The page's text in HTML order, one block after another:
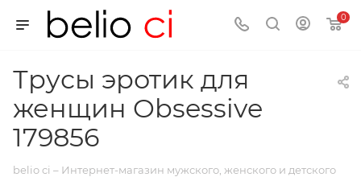
0
Трусы эротик для
женщин Obsessive
179856
belio ci – Интернет-магазин мужского, женского и детского